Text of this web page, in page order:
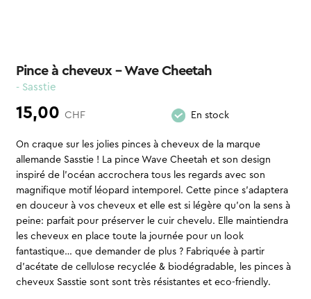
Pince à cheveux – Wave Cheetah
- Sasstie
15,00 CHF En stock
On craque sur les jolies pinces à cheveux de la marque
allemande Sasstie ! La pince Wave Cheetah et son design
inspiré de l’océan accrochera tous les regards avec son
magnifique motif léopard intemporel. Cette pince s’adaptera
en douceur à vos cheveux et elle est si légère qu’on la sens à
peine: parfait pour préserver le cuir chevelu. Elle maintiendra
les cheveux en place toute la journée pour un look
fantastique… que demander de plus ? Fabriquée à partir
d’acétate de cellulose recyclée & biodégradable, les pinces à
cheveux Sasstie sont sont très résistantes et eco-friendly.